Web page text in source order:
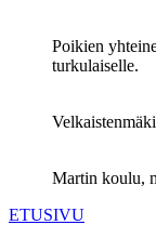
Poikien
turkulaiselle.
Martin koulu,
ETUSIVU